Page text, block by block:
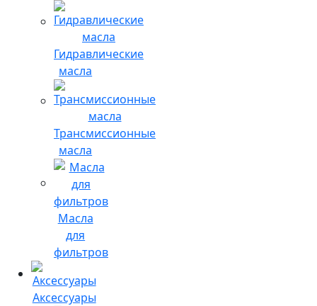
Гидравлические
масла
Трансмиссионные
масла
Масла
для
фильтров
Аксессуары